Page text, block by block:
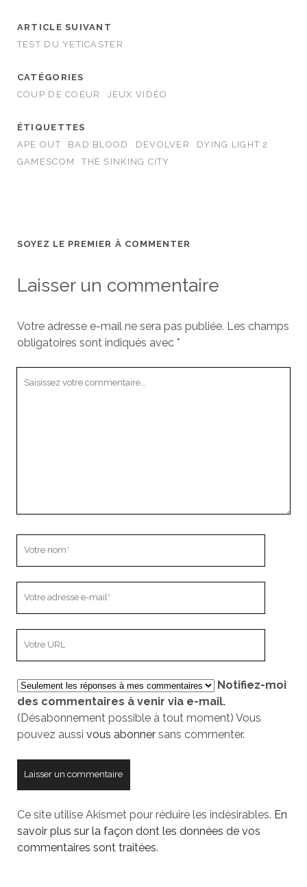
ARTICLE SUIVANT
TEST DU YETICASTER
CATÉGORIES
COUP DE COEUR
JEUX VIDÉO
ÉTIQUETTES
APE OUT
BAD BLOOD DEVOLVER
DYING LIGHT 2
GAMESCOM
THE SINKING CITY
SOYEZ LE PREMIER À COMMENTER
Laisser un commentaire
Votre adresse e-mail ne sera pas publiée. Les champs
obligatoires sont indiqués avec *
mail
votre
site
Notifiez-moi
des commentaires à venir via e-mail.
(Désabonnement possible à tout moment) Vous
pouvez aussi vous abonnersans commenter.
Ce site utilise Akismet pour réduire les indésirables. En
savoir plus sur la façon dont les données de vos
commentaires sont traitées.